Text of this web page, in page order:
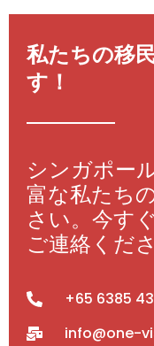
私たちの移
す！
シンガポー
富な私たち
さい。今す
ご連絡くだ
+65 6385
info@one-